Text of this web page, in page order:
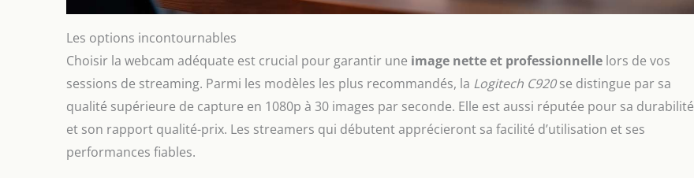
Les options incontournables
Choisir la webcam adéquate est crucial pour garantir une image nette et professionnelle lors de vos
sessions de streaming. Parmi les modèles les plus recommandés, la Logitech C920se distingue par sa
qualité supérieure de capture en 1080p à 30 images par seconde. Elle est aussi réputée pour sa durabilité
et son rapport qualité-prix. Les streamers qui débutent apprécieront sa facilité d’utilisation et ses
performances fiables.